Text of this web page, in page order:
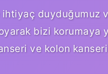
duyduğumuz
bizi korumaya
ve kolon